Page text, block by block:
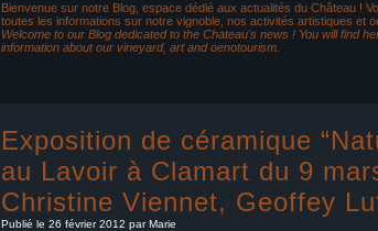
Bienvenue sur notre Blog, espace dédié aux actualités du Château !
toutes les informations sur notre vignoble, nos activités artistiques et
Welcome to our Blog dedicated to the Chateau's news ! You will find
information about our vineyard, art and oenotourism.
Exposition de céramique
au Lavoir à Clamart du 9
Christine Viennet, Geoffey
Publié le 26 février 2012 par Marie